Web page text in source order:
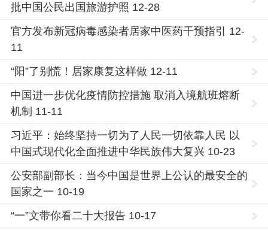
批中国公民出国旅游护照 12-28
官方发布新冠病毒感染者居家中医药干预指引 12-
11
“阳”了别慌！居家康复这样做 12-11
中国进一步优化疫情防控措施 取消入境航班熔断
机制 11-11
习近平：始终坚持一切为了人民一切依靠人民 以
中国式现代化全面推进中华民族伟大复兴 10-23
公安部副部长：当今中国是世界上公认的最安全的
国家之一 10-19
“一”文带你看二十大报告 10-17